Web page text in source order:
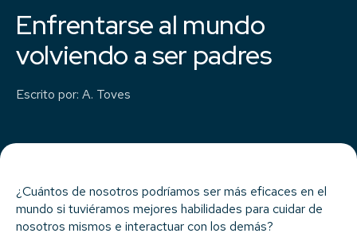
Enfrentarse al mundo
volviendo a ser padres
Escrito por: A. Toves
¿Cuántos de nosotros podríamos ser más eficaces en el
mundo si tuviéramos mejores habilidades para cuidar de
nosotros mismos e interactuar con los demás?